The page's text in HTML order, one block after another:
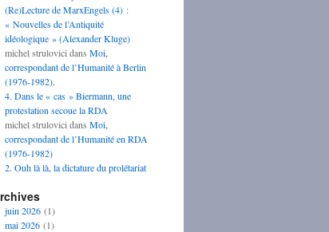
(Re)Lecture de MarxEngels (4) :
« Nouvelles de l’Antiquité
idéologique » (Alexander Kluge)
michel strulovici dans Moi,
correspondant de l’Humanité à Berlin
(1976-1982).
4. Dans le « cas » Biermann, une
protestation secoue la RDA
michel strulovici dans Moi,
correspondant de l’Humanité en RDA
(1976-1982)
2. Ouh là là, la dictature du prolétariat
juin 2026(1)
mai 2026(1)